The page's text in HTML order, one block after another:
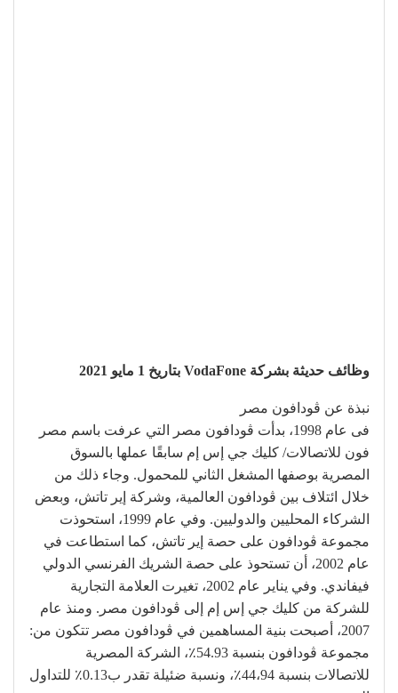
وظائف حديثة بشركة VodaFone بتاريخ 1 مايو 2021
نبذة عن ڤودافون مصر
فى عام 1998، بدأت ڤودافون مصر التي عرفت باسم مصر
فون للاتصالات/ كليك جي إس إم سابقًا عملها بالسوق
المصرية بوصفها المشغل الثاني للمحمول. وجاء ذلك من
خلال ائتلاف بين ڤودافون العالمية، وشركة إير تاتش، وبعض
الشركاء المحليين والدوليين. وفي عام 1999، استحوذت
مجموعة ڤودافون على حصة إير تاتش، كما استطاعت في
عام 2002، أن تستحوذ على حصة الشريك الفرنسي الدولي
فيفاندي. وفي يناير عام 2002، تغيرت العلامة التجارية
للشركة من كليك جي إس إم إلى ڤودافون مصر. ومنذ عام
2007، أصبحت بنية المساهمين في ڤودافون مصر تتكون من:
مجموعة ڤودافون بنسبة 54.93٪، الشركة المصرية
للاتصالات بنسبة 44،94٪، ونسبة ضئيلة تقدر ب0.13٪ للتداول